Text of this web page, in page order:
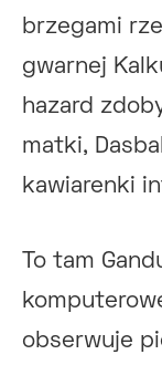
brzegami
gwarnej
hazard
matki,
kawiarenki
To tam
obserwuje